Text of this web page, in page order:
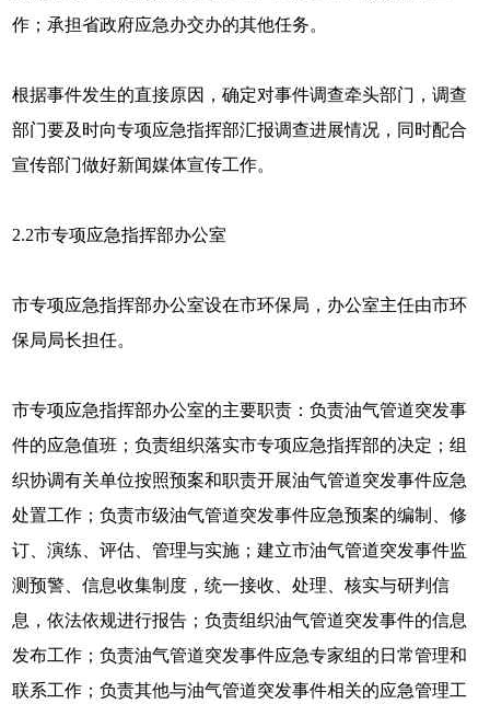
作；承担省政府应急办交办的其他任务。
根据事件发生的直接原因，确定对事件调查牵头部门，调查
部门要及时向专项应急指挥部汇报调查进展情况，同时配合
宣传部门做好新闻媒体宣传工作。
2.2市专项应急指挥部办公室
市专项应急指挥部办公室设在市环保局，办公室主任由市环
保局局长担任。
市专项应急指挥部办公室的主要职责：负责油气管道突发事
件的应急值班；负责组织落实市专项应急指挥部的决定；组
织协调有关单位按照预案和职责开展油气管道突发事件应急
处置工作；负责市级油气管道突发事件应急预案的编制、修
订、演练、评估、管理与实施；建立市油气管道突发事件监
测预警、信息收集制度，统一接收、处理、核实与研判信
息，依法依规进行报告；负责组织油气管道突发事件的信息
发布工作；负责油气管道突发事件应急专家组的日常管理和
联系工作；负责其他与油气管道突发事件相关的应急管理工